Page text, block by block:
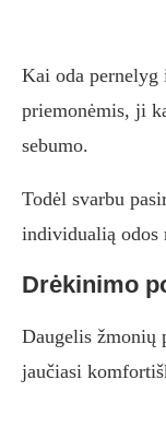
Kai oda pernelyg
priemonėmis, ji
sebumo.
Todėl svarbu
individualią odos
Drėkinimo
Daugelis žmonių
jaučiasi